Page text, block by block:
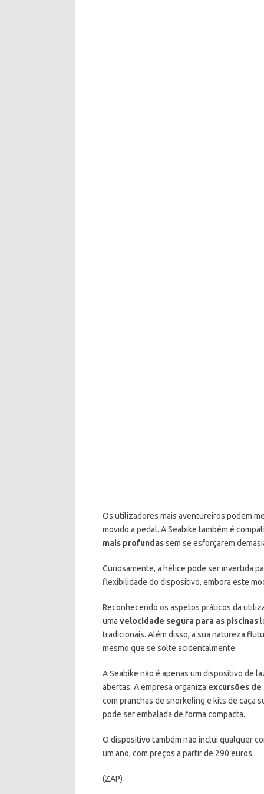
Os utilizadores mais aventureiros podem
movido a pedal. A Seabike também é
mais profundassem se esforçarem
Curiosamente, a hélice pode ser invertida
flexibilidade do dispositivo, embora este
Reconhecendo os aspetos práticos da
uma velocidade segura para as piscinas
tradicionais. Além disso, a sua natureza
mesmo que se solte acidentalmente.
A Seabike não é apenas um dispositivo de
abertas. A empresa organiza excursões de
com pranchas de snorkeling e kits de caça
pode ser embalada de forma compacta.
O dispositivo também não inclui qualquer
um ano, com preços a partir de 290 euros.
(ZAP)